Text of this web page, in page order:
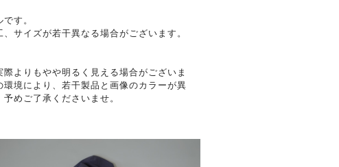
す。
サイズが若干異なる場合がございます。
よりもやや明るく見える場合がございま
環境により、若干製品と画像のカラーが異
めご了承くださいませ。